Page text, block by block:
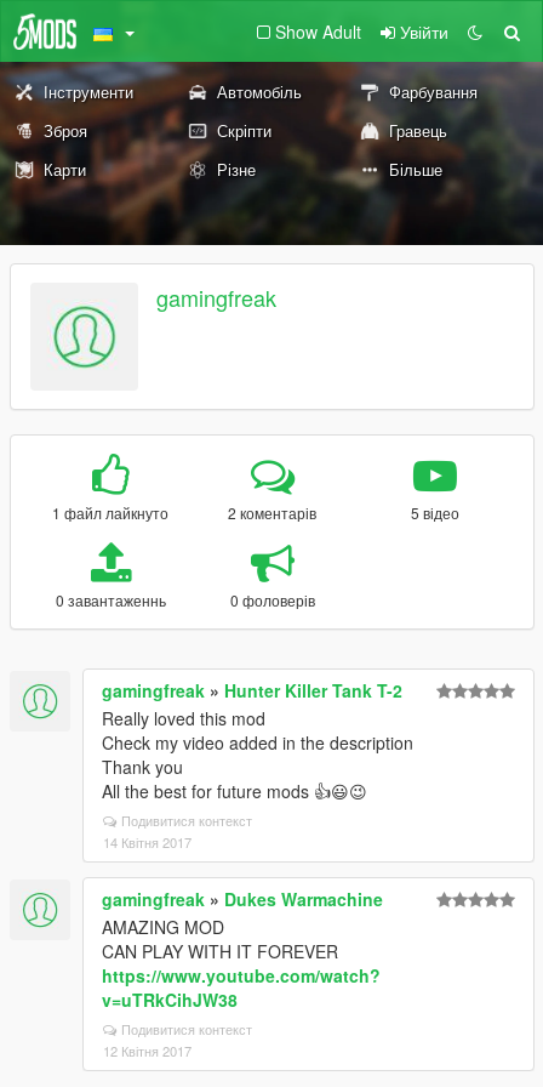
Show Adult Увійти
Інструменти Автомобіль
Фарбування
Зброя
Скріпти
Гравець
Карти
Різне Більше
gamingfreak
1 файл лайкнуто 2 коментарів 5 відео
0 завантаженнь 0 фоловерів
gamingfreak » Hunter Killer Tank T-2
Really loved this mod
Check my video added in the description
Thank you
All the best for future mods 👍😃😉
Подивитися контекст
14 Квітня 2017
gamingfreak » Dukes Warmachine
AMAZING MOD
CAN PLAY WITH IT FOREVER
https://www.youtube.com/watch?
v=uTRkCihJW38
Подивитися контекст
12 Квітня 2017